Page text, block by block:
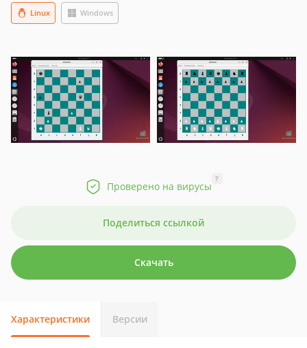
Windows
Linux
Проверено на вирусы
?
Поделиться ссылкой
Скачать
Характеристики Версии